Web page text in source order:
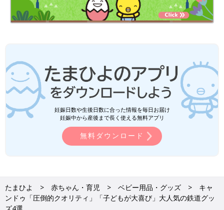
妊娠日数や生後日数に合った情報を毎日お届け
妊娠中から産後まで長く使える無料アプリ
無料ダウンロード
たまひよ 赤ちゃん・育児 ベビー用品・グッズ
キャ
ンドゥ「圧倒的クオリティ」「子どもが大喜び」大人気の鉄道グッ